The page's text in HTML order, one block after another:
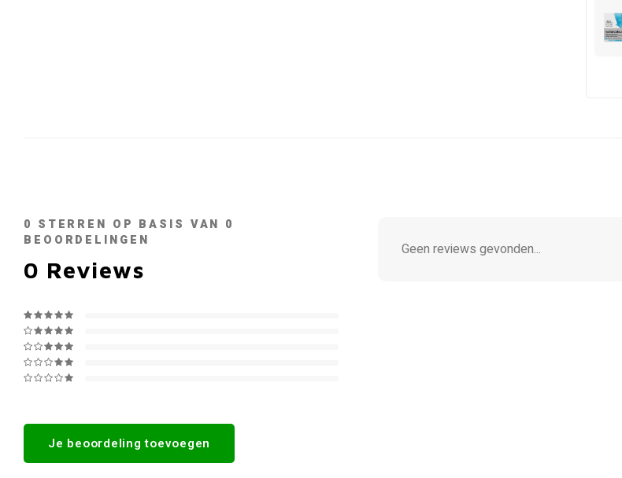
0 STERREN OP BASIS VAN 0
BEOORDELINGEN
0 Reviews
Je beoordeling toevoegen
Geen reviews gevonden...